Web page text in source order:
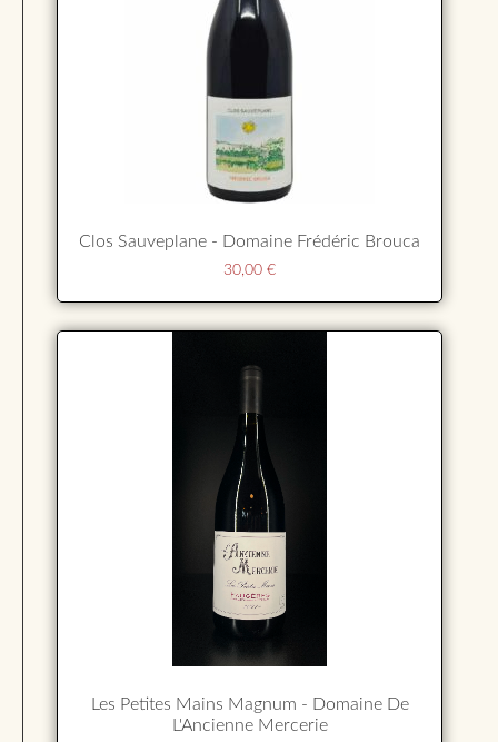
Clos Sauveplane - Domaine Frédéric Brouca
30,00 €
Les Petites Mains Magnum - Domaine De
L'Ancienne Mercerie